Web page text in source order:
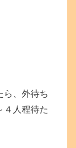
ら、外待ち
４人程待た